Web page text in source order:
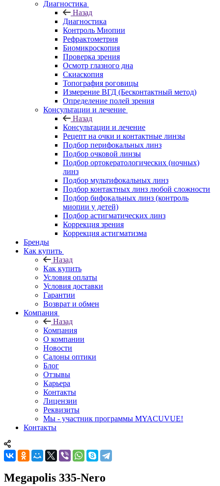
Диагностика
Назад
Диагностика
Контроль Миопии
Рефрактометрия
Биомикроскопия
Проверка зрения
Осмотр глазного дна
Скиаскопия
Топография роговицы
Измерение ВГД (Бесконтактный метод)
Определение полей зрения
Консультации и лечение
Назад
Консультации и лечение
Рецепт на очки и контактные линзы
Подбор перифокальных линз
Подбор очковой линзы
Подбор ортокератологических (ночных)
линз
Подбор мультифокальных линз
Подбор контактных линз любой сложности
Подбор бифокальных линз (контроль
миопии у детей)
Подбор астигматических линз
Коррекция зрения
Коррекция астигматизма
Бренды
Как купить
Назад
Как купить
Условия оплаты
Условия доставки
Гарантии
Возврат и обмен
Компания
Назад
Компания
О компании
Новости
Салоны оптики
Блог
Отзывы
Карьера
Контакты
Лицензии
Реквизиты
Мы - участник программы MYACUVUE!
Контакты
Megapolis 335-Nero